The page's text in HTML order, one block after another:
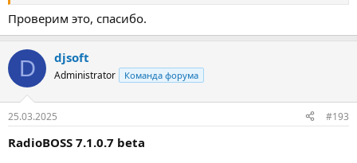
Проверим это, спасибо.
D djsoft
Administrator Команда форума
25.03.2025 #193
RadioBOSS 7.1.0.7 beta